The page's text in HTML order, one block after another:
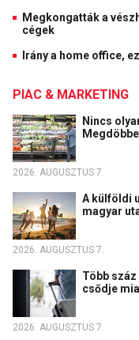
Megkongatták a
cégek
Irány a home office,
PIAC & MARKETING
Nincs
2026. AUGUSZTUS 7.
A külföldi
magyar
2026. AUGUSZTUS 7.
Több
csődje
2026. AUGUSZTUS 7.